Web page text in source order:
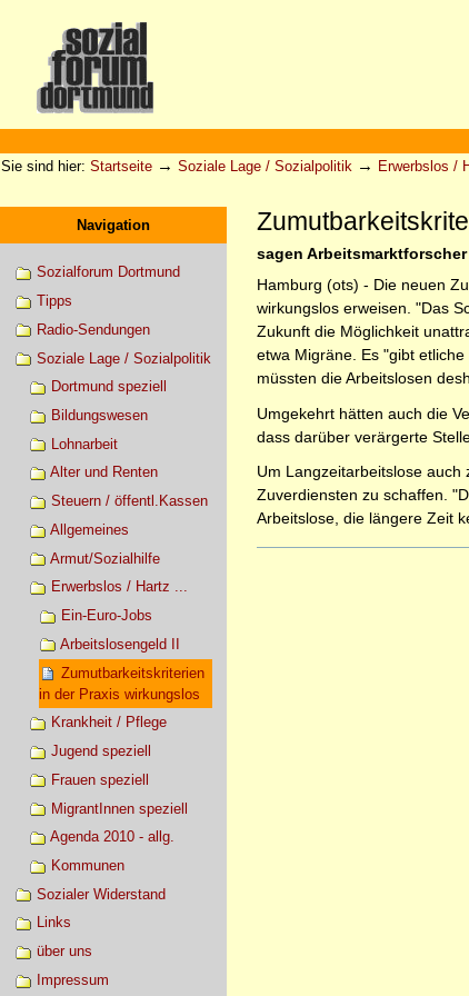
Werkzeuge
Sie sind hier: Startseite → Soziale Lage / Sozialpolitik → Erwerbslos /
Navigation
Sozialforum Dortmund
Tipps
Radio-Sendungen
Soziale Lage / Sozialpolitik
Dortmund speziell
Bildungswesen
Lohnarbeit
Alter und Renten
Steuern / öffentl.Kassen
Allgemeines
Armut/Sozialhilfe
Erwerbslos / Hartz ...
Ein-Euro-Jobs
Arbeitslosengeld II
Zumutbarkeitskriterien
in der Praxis wirkungslos
Krankheit / Pflege
Jugend speziell
Frauen speziell
MigrantInnen speziell
Agenda 2010 - allg.
Kommunen
Sozialer Widerstand
Links
über uns
Impressum
sagen Arbeitsmarktforscher
Hamburg (ots) - Die neuen
wirkungslos erweisen. "Das
Zukunft die Möglichkeit
etwa Migräne. Es "gibt
müssten die Arbeitslosen
Umgekehrt hätten auch die
dass darüber verärgerte
Um Langzeitarbeitslose
Zuverdiensten zu schaffen.
Arbeitslose, die längere Zeit